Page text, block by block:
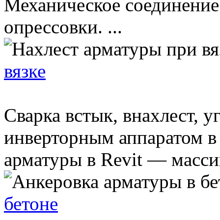
Механическое
опрессовки. ...
вязке
Сварка встык, внахлест,
инверторным аппаратом
арматуры в Revit —
бетоне